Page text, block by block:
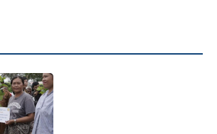
News Week
Magazine PRO